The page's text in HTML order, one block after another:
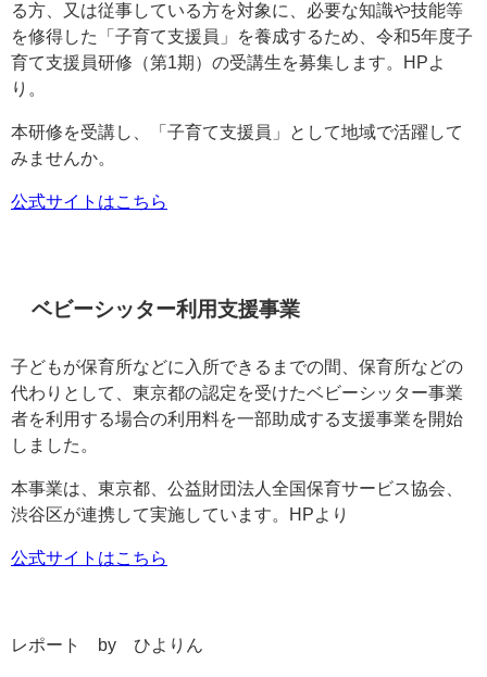
る方、又は従事している方を対象に、必要な知識や技能等
を修得した「子育て支援員」を養成するため、令和5年度子
育て支援員研修（第1期）の受講生を募集します。HPよ
り。
本研修を受講し、「子育て支援員」として地域で活躍して
みませんか。
公式サイトはこちら
ベビーシッター利用支援事業
子どもが保育所などに入所できるまでの間、保育所などの
代わりとして、東京都の認定を受けたベビーシッター事業
者を利用する場合の利用料を一部助成する支援事業を開始
しました。
本事業は、東京都、公益財団法人全国保育サービス協会、
渋谷区が連携して実施しています。HPより
公式サイトはこちら
レポート by ひよりん